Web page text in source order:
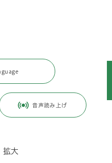
音声読み上げ
拡大
食品・衛生 食品衛生
営業届出の手続き >
年12月4日 / ページ番号：C043256